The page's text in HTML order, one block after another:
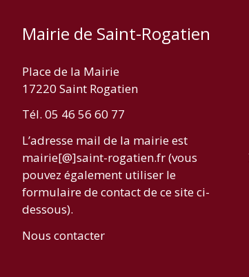
Mairie de Saint-Rogatien
Place de la Mairie
17220 Saint Rogatien
Tél. 05 46 56 60 77
L’adresse mail de la mairie est
mairie[@]saint-rogatien.fr (vous
pouvez également utiliser le
formulaire de contact de ce site ci-
dessous).
Nous contacter